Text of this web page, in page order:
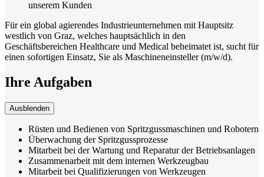
unserem Kunden
Für ein global agierendes Industrieunternehmen mit Hauptsitz
westlich von Graz, welches hauptsächlich in den
Geschäftsbereichen Healthcare und Medical beheimatet ist, sucht für
einen sofortigen Einsatz, Sie als Maschineneinsteller (m/w/d).
Ihre Aufgaben
Ausblenden
Rüsten und Bedienen von Spritzgussmaschinen und Robotern
Überwachung der Spritzgussprozesse
Mitarbeit bei der Wartung und Reparatur der Betriebsanlagen
Zusammenarbeit mit dem internen Werkzeugbau
Mitarbeit bei Qualifizierungen von Werkzeugen